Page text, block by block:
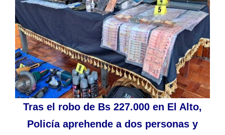
Tras el robo de Bs 227.000 en El Alto,
Policía aprehende a dos personas y